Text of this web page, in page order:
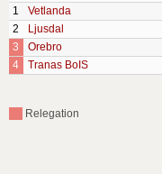
1
Vetlanda
2
Ljusdal
3
Orebro
4
Tranas BoIS
Relegation